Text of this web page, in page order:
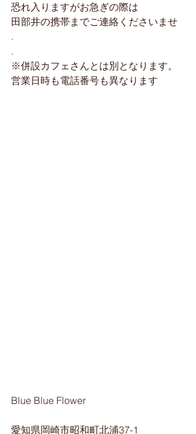
恐れ入りますがお急ぎの際は
田部井の携帯までご連絡くださいませ
.
.
※併設カフェさんとは別となります。
営業日時も電話番号も異なります
Blue Blue Flower
愛知県岡崎市昭和町北浦37-1